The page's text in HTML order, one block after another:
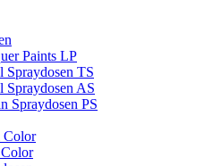
Paints LP
Spraydosen TS
Spraydosen AS
Spraydosen PS
Color